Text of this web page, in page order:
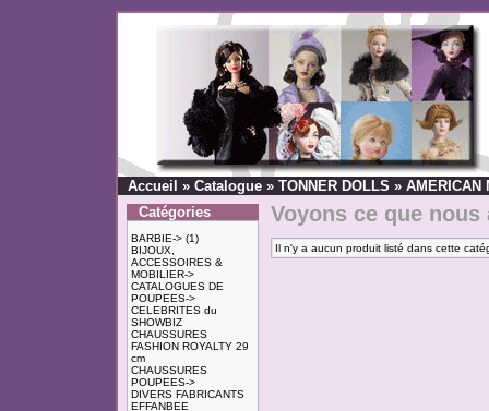
Accueil » Catalogue» TONNER DOLLS » AMERICAN
Catégories
BARBIE->(1)
BIJOUX,
ACCESSOIRES &
MOBILIER->
CATALOGUES DE
POUPEES->
CELEBRITES du
SHOWBIZ
CHAUSSURES
FASHION ROYALTY 29
cm
CHAUSSURES
POUPEES->
DIVERS FABRICANTS
EFFANBEE
Voyons ce que nous
Il n'y a aucun produit listé dans cette